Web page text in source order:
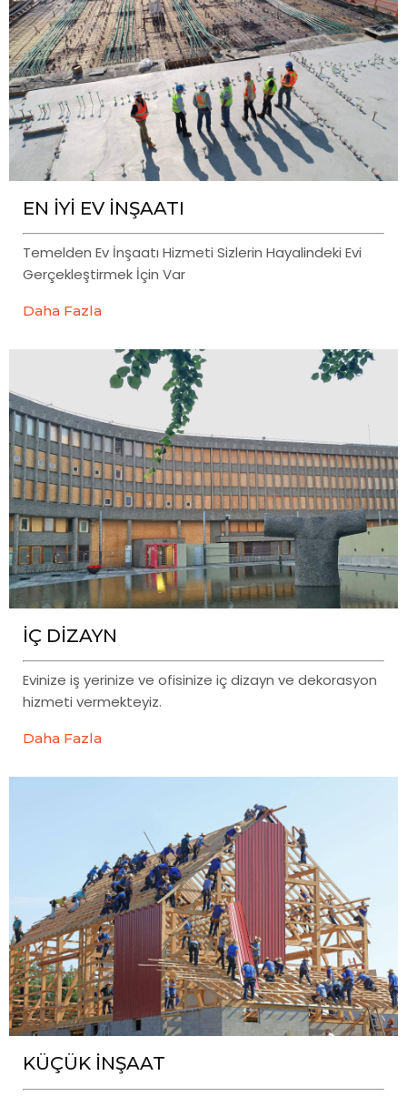
EN İYİ EV İNŞAATI
Temelden Ev İnşaatı Hizmeti Sizlerin Hayalindeki Evi
Gerçekleştirmek İçin Var
Daha Fazla
İÇ DIZAYN
Evinize iş yerinize ve ofisinize iç dizayn ve dekorasyon
hizmeti vermekteyiz.
Daha Fazla
KÜÇÜK İNŞAAT